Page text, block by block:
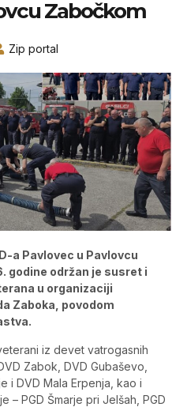
Zabočkom
Zip portal
a Pavlovec u Pavlovcu
godine održan je susret i
u organizaciji
Zaboka, povodom
iz devet vatrogasnih
Zabok, DVD Gubaševo,
i DVD Mala Erpenja, kao i
– PGD Šmarje pri Jelšah, PGD